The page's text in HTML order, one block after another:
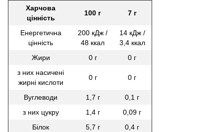
Харчова
цінність
100 г 7 г
Енергетична
цінність
200 кДж /
48 ккал
14 кДж /
3,4 ккал
Жири
0 г
0 г
з них насичені
жирні кислоти
0 г 0 г
Вуглеводи 1,7 г
0,1 г
з них цукру
1,4 г
0,09 г
Білок
5,7 г
0,4 г